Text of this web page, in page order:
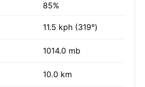
85%
11.5 kph (319°)
1014.0 mb
10.0 km